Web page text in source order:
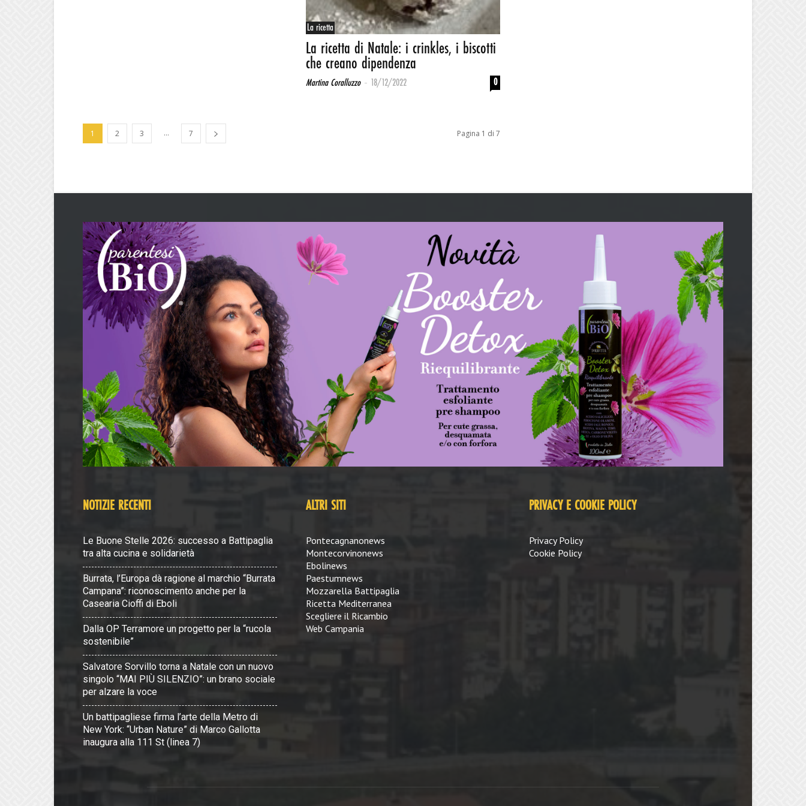
La ricetta
La ricetta di Natale: i crinkles, i biscotti
che creano dipendenza
Martina Coralluzzo - 18/12/2022 0
1 2 3 ... 7 Pagina 1 di 7
NOTIZIE RECENTI
Le Buone Stelle 2026: successo a Battipaglia
tra alta cucina e solidarietà
Burrata, l’Europa dà ragione al marchio “Burrata
Campana”: riconoscimento anche per la
Casearia Cioffi di Eboli
Dalla OP Terramore un progetto per la “rucola
sostenibile”
Salvatore Sorvillo torna a Natale con un nuovo
singolo “MAI PIÙ SILENZIO”: un brano sociale
per alzare la voce
Un battipagliese firma l’arte della Metro di
New York: “Urban Nature” di Marco Gallotta
inaugura alla 111 St (linea 7)
ALTRI SITI
Pontecagnanonews
Montecorvinonews
Ebolinews
Paestumnews
Mozzarella Battipaglia
Ricetta Mediterranea
Scegliere il Ricambio
Web Campania
PRIVACY E COOKIE POLICY
Privacy Policy
Cookie Policy